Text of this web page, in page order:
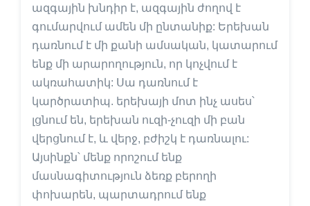
ազգային խնդիր է, ազգային ժողով է
գումարվում ամեն մի ընտանիք: Երեխան
դառնում է մի քանի ամսական, կատարում
ենք մի արարողություն, որ կոչվում է
ակռահատիկ: Սա դառնում է
կարծրատիպ. երեխայի մոտ ինչ ասես՝
լցնում են, երեխան ուզի-չուզի մի բան
վերցնում է, և վերջ, բժիշկ է դառնալու:
Այսինքն՝ մենք որոշում ենք
մասնագիտություն ձեռք բերողի
փոխարեն, պարտադրում ենք